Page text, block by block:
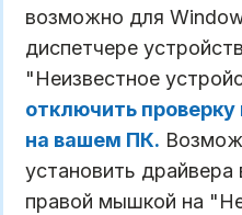
возможно для
диспетчере
"Неизвестное
отключить
на вашем ПК.
установить
правой мышкой на